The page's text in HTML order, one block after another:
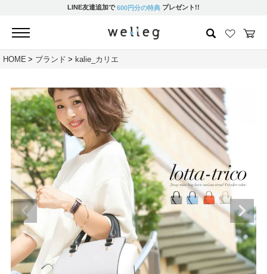
LINE友達追加で600円分の特典 プレゼント!!
HOME ブランド kalie_カリエ